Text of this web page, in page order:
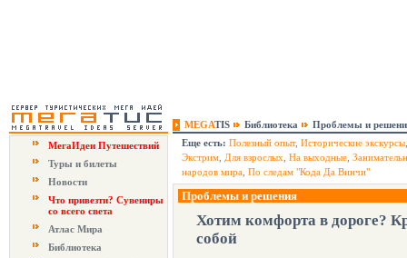
MEGATIS Библиотека
Проблемы и
МегаИдеи Путешествий
Туры и билеты
Новости
Что привезти? Сувениры
со всего света
Атлас Мира
Библиотека
Еще есть: Полезный опыт, Исторические экскурсы
Экстрим Для взрослых На выходные
народов мира По следам "Кода Да Винчи"
Проблемы и решения
Хотим комфорта в дороге?
собой